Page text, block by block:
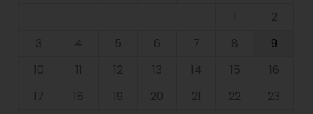
1
2
3
4 5 6 7 8
9
10
11 12 13 14 15
16
17
18 19 20 21 22
23